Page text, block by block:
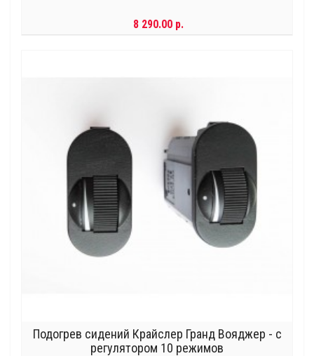
8 290.00 р.
Подогрев сидений Крайслер Гранд Вояджер - с
регулятором 10 режимов